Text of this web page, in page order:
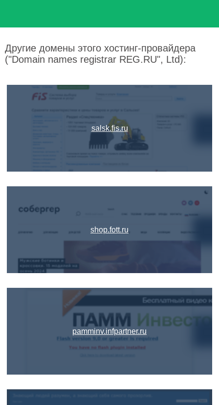
Другие домены этого хостинг-провайдера
("Domain names registrar REG.RU", Ltd):
salsk.fis.ru
shop.fott.ru
pamminv.infpartner.ru